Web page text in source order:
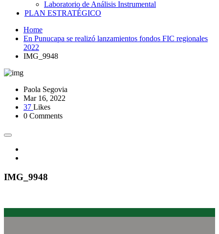
Laboratorio de Análisis Instrumental
PLAN ESTRATÉGICO
Home
En Punucapa se realizó lanzamientos fondos FIC regionales
2022
IMG_9948
Paola Segovia
Mar 16, 2022
37 Likes
0 Comments
IMG_9948